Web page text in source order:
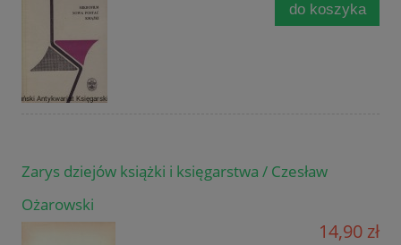
do koszyka
Zarys dziejów książki i księgarstwa / Czesław
Ożarowski
14,90 zł